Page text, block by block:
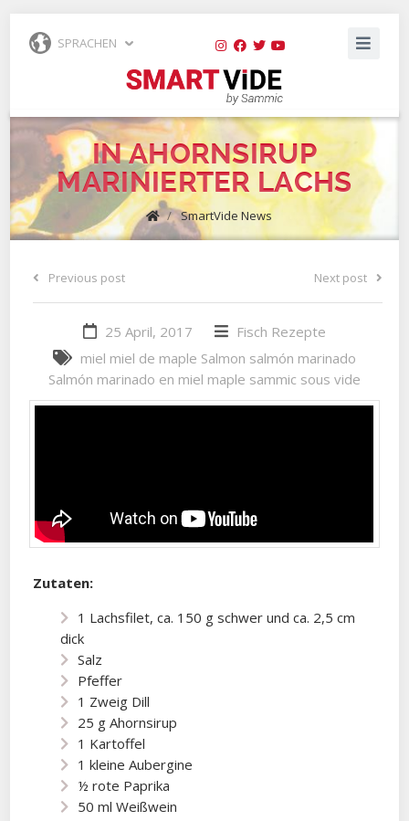
SPRACHEN
IN AHORNSIRUP
MARINIERTER LACHS
/ SmartVide News
Previous post Next post
25 April, 2017 Fisch Rezepte
miel miel de maple Salmon salmón marinado
Salmón marinado en miel maple sammic sous vide
Zutaten:
1 Lachsfilet, ca. 150 g schwer und ca. 2,5 cm
dick
Salz
Pfeffer
1 Zweig Dill
25 g Ahornsirup
1 Kartoffel
1 kleine Aubergine
½ rote Paprika
50 ml Weißwein